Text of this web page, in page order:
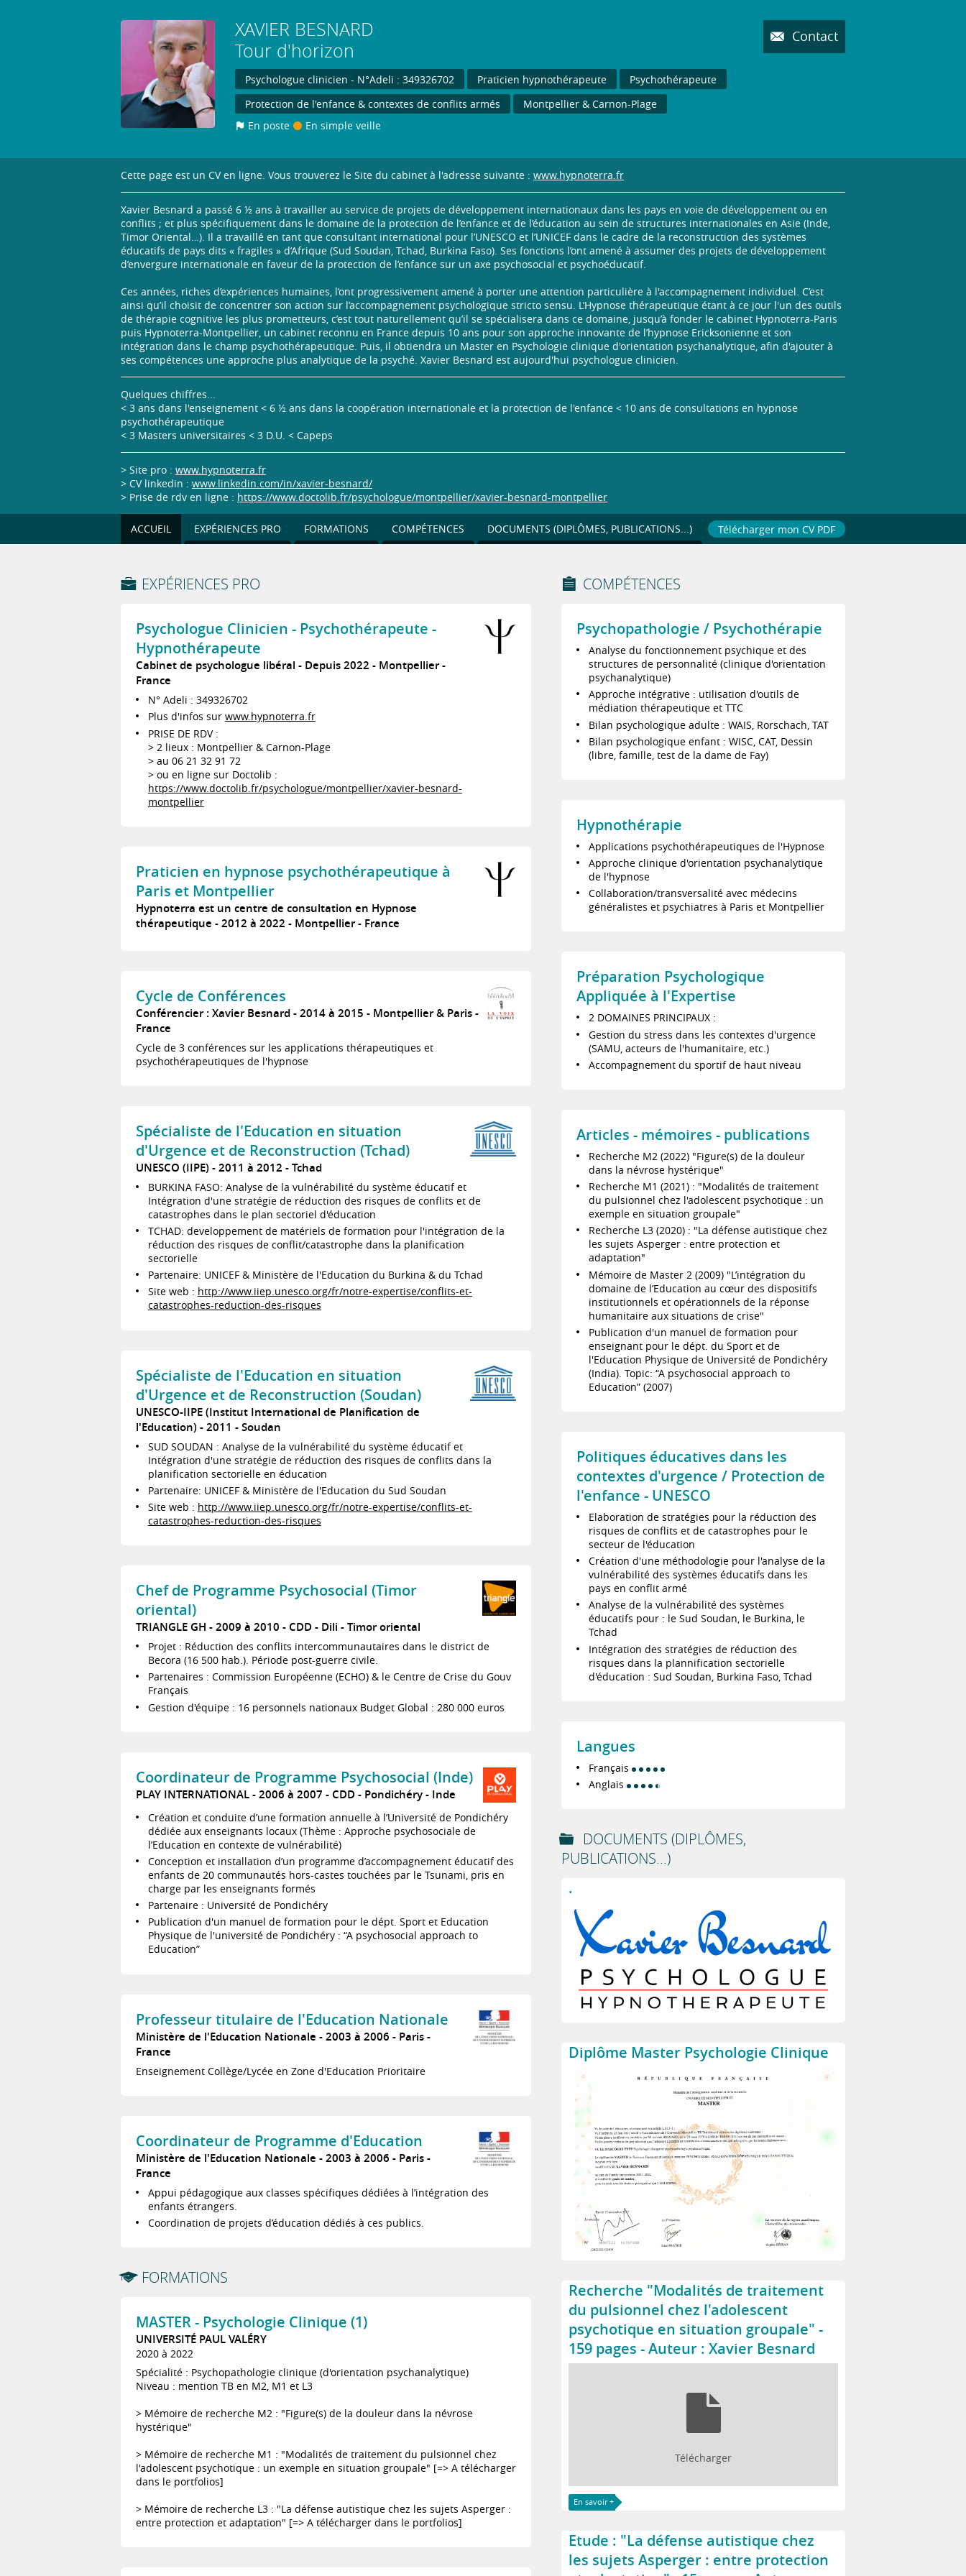
XAVIER BESNARD
Tour d'horizon
Psychologue clinicien - N°Adeli : 349326702 Praticien hypnothérapeute
Psychothérapeute
Protection de l'enfance & contextes de conflits armés
Montpellier & Carnon-Plage
En poste
En simple veille
Contact
Cette page est un CV en ligne. Vous trouverez le Site du cabinet à l'adresse suivante : www.hypnoterra.fr
Xavier Besnard a passé 6 ½ ans à travailler au service de projets de développement internationaux dans les pays en voie de développement ou en
conflits ; et plus spécifiquement dans le domaine de la protection de l’enfance et de l’éducation au sein de structures internationales en Asie (Inde,
Timor Oriental…). Il a travaillé en tant que consultant international pour l’UNESCO et l’UNICEF dans le cadre de la reconstruction des systèmes
éducatifs de pays dits « fragiles » d’Afrique (Sud Soudan, Tchad, Burkina Faso). Ses fonctions l’ont amené à assumer des projets de développement
d’envergure internationale en faveur de la protection de l’enfance sur un axe psychosocial et psychoéducatif.
Ces années, riches d’expériences humaines, l’ont progressivement amené à porter une attention particulière à l'accompagnement individuel. C’est
ainsi qu’il choisit de concentrer son action sur l’accompagnement psychologique stricto sensu. L’Hypnose thérapeutique étant à ce jour l'un des outils
de thérapie cognitive les plus prometteurs, c’est tout naturellement qu’il se spécialisera dans ce domaine, jusqu’à fonder le cabinet Hypnoterra-Paris
puis Hypnoterra-Montpellier, un cabinet reconnu en France depuis 10 ans pour son approche innovante de l’hypnose Ericksonienne et son
intégration dans le champ psychothérapeutique. Puis, il obtiendra un Master en Psychologie clinique d'orientation psychanalytique, afin d'ajouter à
ses compétences une approche plus analytique de la psyché. Xavier Besnard est aujourd'hui psychologue clinicien.
Quelques chiffres...
< 3 ans dans l'enseignement < 6 ½ ans dans la coopération internationale et la protection de l'enfance < 10 ans de consultations en hypnose
psychothérapeutique
< 3 Masters universitaires < 3 D.U. < Capeps
> Site pro : www.hypnoterra.fr
> CV linkedin : www.linkedin.com/in/xavier-besnard/
> Prise de rdv en ligne : https://www.doctolib.fr/psychologue/montpellier/xavier-besnard-montpellier
ACCUEIL EXPÉRIENCES PRO FORMATIONS COMPÉTENCES DOCUMENTS (DIPLÔMES, PUBLICATIONS...) Télécharger mon CV PDF
EXPÉRIENCES PRO
Psychologue Clinicien - Psychothérapeute -
Hypnothérapeute
Cabinet de psychologue libéral Depuis 2022
Montpellier
France
N° Adeli : 349326702
Plus d'infos sur www.hypnoterra.fr
PRISE DE RDV :
> 2 lieux : Montpellier & Carnon-Plage
> au 06 21 32 91 72
> ou en ligne sur Doctolib :
https://www.doctolib.fr/psychologue/montpellier/xavier-besnard-
montpellier
Praticien en hypnose psychothérapeutique à
Paris et Montpellier
Hypnoterra est un centre de consultation en Hypnose
thérapeutique
2012 à 2022 Montpellier France
Cycle de Conférences
Conférencier : Xavier Besnard 2014 à 2015
Montpellier & Paris
France
Cycle de 3 conférences sur les applications thérapeutiques et
psychothérapeutiques de l'hypnose
Spécialiste de l'Education en situation
d'Urgence et de Reconstruction (Tchad)
UNESCO (IIPE) 2011 à 2012 Tchad
BURKINA FASO: Analyse de la vulnérabilité du système éducatif et
Intégration d'une stratégie de réduction des risques de conflits et de
catastrophes dans le plan sectoriel d'éducation
TCHAD: developpement de matériels de formation pour l'intégration de la
réduction des risques de conflit/catastrophe dans la planification
sectorielle
Partenaire: UNICEF & Ministère de l'Education du Burkina & du Tchad
Site web : http://www.iiep.unesco.org/fr/notre-expertise/conflits-et-
catastrophes-reduction-des-risques
Spécialiste de l'Education en situation
d'Urgence et de Reconstruction (Soudan)
UNESCO-IIPE (Institut International de Planification de
l'Education)
2011 Soudan
SUD SOUDAN : Analyse de la vulnérabilité du système éducatif et
Intégration d'une stratégie de réduction des risques de conflits dans la
planification sectorielle en éducation
Partenaire: UNICEF & Ministère de l'Education du Sud Soudan
Site web : http://www.iiep.unesco.org/fr/notre-expertise/conflits-et-
catastrophes-reduction-des-risques
Chef de Programme Psychosocial (Timor
oriental)
TRIANGLE GH 2009 à 2010 CDD Dili Timor oriental
Projet : Réduction des conflits intercommunautaires dans le district de
Becora (16 500 hab.). Période post-guerre civile.
Partenaires : Commission Européenne (ECHO) & le Centre de Crise du Gouv
Français
Gestion d'équipe : 16 personnels nationaux Budget Global : 280 000 euros
Coordinateur de Programme Psychosocial (Inde)
PLAY INTERNATIONAL 2006 à 2007 CDD Pondichéry Inde
Création et conduite d’une formation annuelle à l’Université de Pondichéry
dédiée aux enseignants locaux (Thème : Approche psychosociale de
l’Education en contexte de vulnérabilité)
Conception et installation d’un programme d’accompagnement éducatif des
enfants de 20 communautés hors-castes touchées par le Tsunami, pris en
charge par les enseignants formés
Partenaire : Université de Pondichéry
Publication d'un manuel de formation pour le dépt. Sport et Education
Physique de l'université de Pondichéry : “A psychosocial approach to
Education”
Professeur titulaire de l'Education Nationale
Ministère de l'Education Nationale 2003 à 2006
Paris
France
Enseignement Collège/Lycée en Zone d'Education Prioritaire
Coordinateur de Programme d'Education
Ministère de l'Education Nationale 2003 à 2006
Paris
France
Appui pédagogique aux classes spécifiques dédiées à l’intégration des
enfants étrangers.
Coordination de projets d’éducation dédiés à ces publics.
FORMATIONS
MASTER - Psychologie Clinique (1)
UNIVERSITÉ PAUL VALÉRY
2020 à 2022
Spécialité : Psychopathologie clinique (d'orientation psychanalytique)
Niveau : mention TB en M2, M1 et L3
> Mémoire de recherche M2 : "Figure(s) de la douleur dans la névrose
hystérique"
> Mémoire de recherche M1 : "Modalités de traitement du pulsionnel chez
l'adolescent psychotique : un exemple en situation groupale" [=> A télécharger
dans le portfolios]
> Mémoire de recherche L3 : "La défense autistique chez les sujets Asperger :
entre protection et adaptation" [=> A télécharger dans le portfolios]
COMPÉTENCES
Psychopathologie / Psychothérapie
Analyse du fonctionnement psychique et des
structures de personnalité (clinique d'orientation
psychanalytique)
Approche intégrative : utilisation d'outils de
médiation thérapeutique et TTC
Bilan psychologique adulte : WAIS, Rorschach, TAT
Bilan psychologique enfant : WISC, CAT, Dessin
(libre, famille, test de la dame de Fay)
Hypnothérapie
Applications psychothérapeutiques de l'Hypnose
Approche clinique d'orientation psychanalytique
de l'hypnose
Collaboration/transversalité avec médecins
généralistes et psychiatres à Paris et Montpellier
Préparation Psychologique
Appliquée à l'Expertise
2 DOMAINES PRINCIPAUX :
Gestion du stress dans les contextes d'urgence
(SAMU, acteurs de l'humanitaire, etc.)
Accompagnement du sportif de haut niveau
Articles - mémoires - publications
Recherche M2 (2022) "Figure(s) de la douleur
dans la névrose hystérique"
Recherche M1 (2021) : "Modalités de traitement
du pulsionnel chez l'adolescent psychotique : un
exemple en situation groupale"
Recherche L3 (2020) : "La défense autistique chez
les sujets Asperger : entre protection et
adaptation"
Mémoire de Master 2 (2009) "L’intégration du
domaine de l’Education au cœur des dispositifs
institutionnels et opérationnels de la réponse
humanitaire aux situations de crise"
Publication d'un manuel de formation pour
enseignant pour le dépt. du Sport et de
l'Education Physique de Université de Pondichéry
(India). Topic: “A psychosocial approach to
Education” (2007)
Politiques éducatives dans les
contextes d'urgence / Protection de
l'enfance - UNESCO
Elaboration de stratégies pour la réduction des
risques de conflits et de catastrophes pour le
secteur de l'éducation
Création d'une méthodologie pour l'analyse de la
vulnérabilité des systèmes éducatifs dans les
pays en conflit armé
Analyse de la vulnérabilité des systèmes
éducatifs pour : le Sud Soudan, le Burkina, le
Tchad
Intégration des stratégies de réduction des
risques dans la plannification sectorielle
d'éducation : Sud Soudan, Burkina Faso, Tchad
Langues
Français
Anglais
DOCUMENTS (DIPLÔMES,
PUBLICATIONS...)
.
Diplôme Master Psychologie Clinique
Recherche "Modalités de traitement
du pulsionnel chez l'adolescent
psychotique en situation groupale" -
159 pages - Auteur : Xavier Besnard
Télécharger
En savoir +
Etude : "La défense autistique chez
les sujets Asperger : entre protection